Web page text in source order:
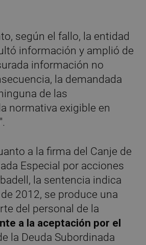
según el fallo, la entidad
información y amplió de
información no
la demandada
de las
normativa exigible en
a la firma del Canje de
Especial por acciones
la sentencia indica
2012, se produce una
del personal de la
a la aceptación por el
la Deuda Subordinada